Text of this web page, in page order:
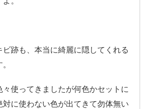
ビ跡も、本当に綺麗に隠してくれる
々使ってきましたが何色かセットに
対に使わない色が出てきて勿体無い